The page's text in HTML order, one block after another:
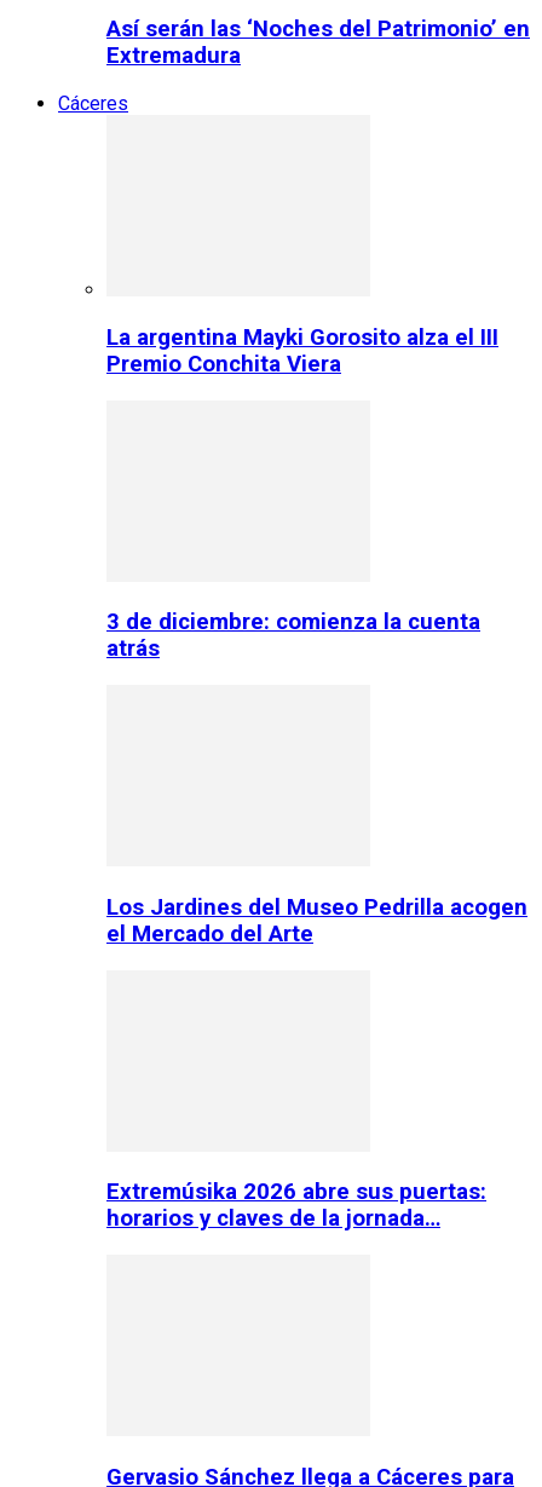
Así serán las ‘Noches del Patrimonio’ en
Extremadura
Cáceres
La argentina Mayki Gorosito alza el III
Premio Conchita Viera
3 de diciembre: comienza la cuenta
atrás
Los Jardines del Museo Pedrilla acogen
el Mercado del Arte
Extremúsika 2026 abre sus puertas:
horarios y claves de la jornada…
Gervasio Sánchez llega a Cáceres para